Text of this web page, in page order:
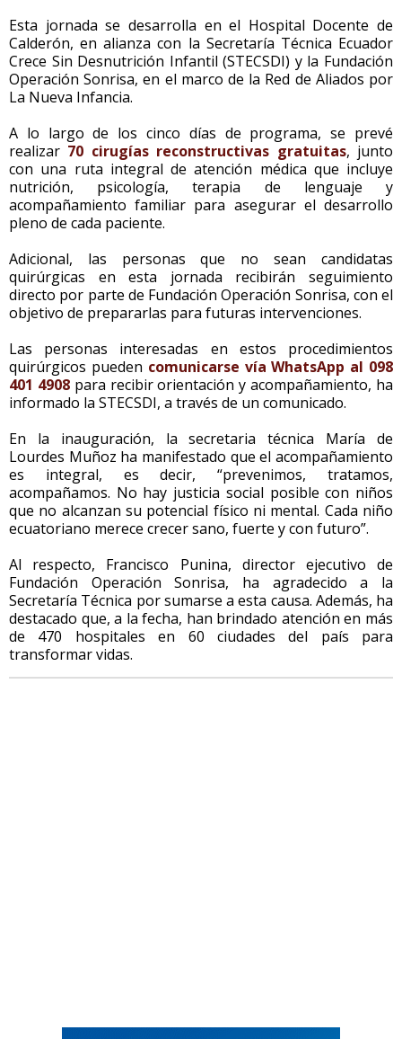
Esta jornada se desarrolla en el Hospital Docente de
Calderón, en alianza con la Secretaría Técnica Ecuador
Crece Sin Desnutrición Infantil (STECSDI) y la Fundación
Operación Sonrisa, en el marco de la Red de Aliados por
La Nueva Infancia.
A lo largo de los cinco días de programa, se prevé
realizar 70 cirugías reconstructivas gratuitas, junto
con una ruta integral de atención médica que incluye
nutrición, psicología, terapia de lenguaje y
acompañamiento familiar para asegurar el desarrollo
pleno de cada paciente.
Adicional, las personas que no sean candidatas
quirúrgicas en esta jornada recibirán seguimiento
directo por parte de Fundación Operación Sonrisa, con el
objetivo de prepararlas para futuras intervenciones.
Las personas interesadas en estos procedimientos
quirúrgicos pueden comunicarse vía WhatsApp al 098
401 4908para recibir orientación y acompañamiento, ha
informado la STECSDI, a través de un comunicado.
En la inauguración, la secretaria técnica María de
Lourdes Muñoz ha manifestado que el acompañamiento
es integral, es decir, “prevenimos, tratamos,
acompañamos. No hay justicia social posible con niños
que no alcanzan su potencial físico ni mental. Cada niño
ecuatoriano merece crecer sano, fuerte y con futuro”.
Al respecto, Francisco Punina, director ejecutivo de
Fundación Operación Sonrisa, ha agradecido a la
Secretaría Técnica por sumarse a esta causa. Además, ha
destacado que, a la fecha, han brindado atención en más
de 470 hospitales en 60 ciudades del país para
transformar vidas.